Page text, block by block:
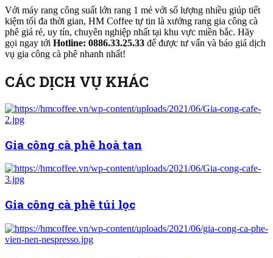
Với máy rang công suất lớn rang 1 mẻ với số lượng nhiều giúp tiết
kiệm tối đa thời gian, HM Coffee tự tin là xưởng rang gia công cà
phê giá rẻ, uy tín, chuyên nghiệp nhất tại khu vực miền bắc. Hãy
gọi ngay tới Hotline: 0886.33.25.33 để được tư vấn và báo giá dịch
vụ gia công cà phê nhanh nhất!
CÁC DỊCH VỤ KHÁC
Gia công cà phê hoà tan
Gia công cà phê túi lọc